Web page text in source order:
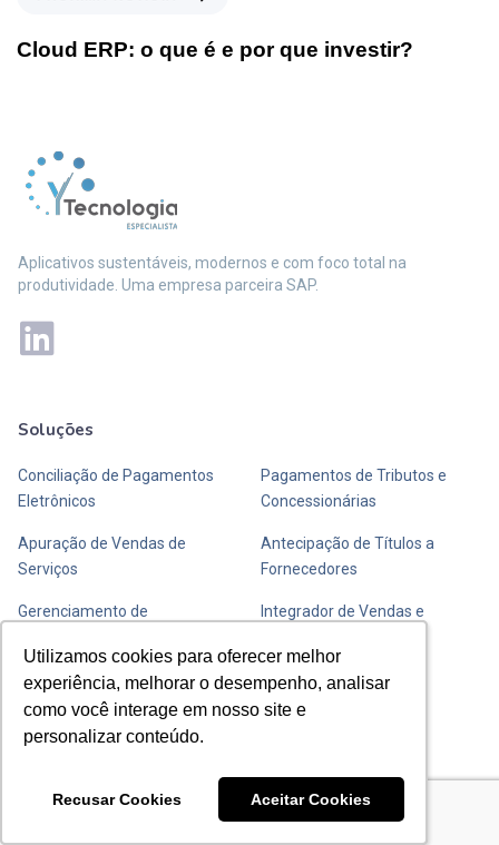
Utilizamos cookies para oferecer melhor
experiência, melhorar o desempenho, analisar
como você interage em nosso site e
personalizar conteúdo.
Recusar Cookies Aceitar Cookies
Utilizamos cookies para oferecer melhor
experiência, melhorar o desempenho, analisar
como você interage em nosso site e
personalizar conteúdo.
Recusar Cookies Aceitar Cookies
Cloud ERP: o que é e por que investir?
Aplicativos sustentáveis, modernos e com foco total na
produtividade. Uma empresa parceira SAP.
Soluções
Conciliação de Pagamentos
Eletrônicos
Apuração de Vendas de
Serviços
Gerenciamento de
Pagamentos de Tributos e
Concessionárias
Antecipação de Títulos a
Fornecedores
Integrador de Vendas e
Entre em contato com a Y
Saiba como chegar